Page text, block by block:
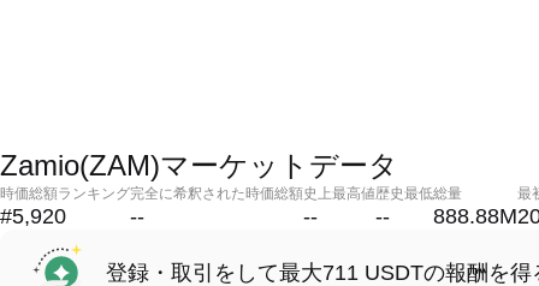
Zamio(ZAM)マーケットデータ
時価総額ランキング
#5,920
完全に希釈された時価総額
--
史上最高値
--
歴史最低
--
総量
888.88M
最
登録・取引をして最大711 USDTの報酬を得